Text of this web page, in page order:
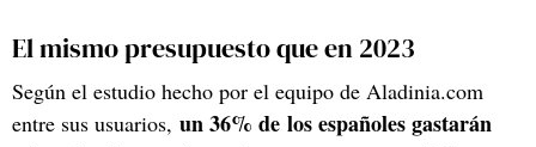
El mismo presupuesto que en 2023
Según el estudio hecho por el equipo de Aladinia.com
entre sus usuarios, un 36% de los españoles gastarán